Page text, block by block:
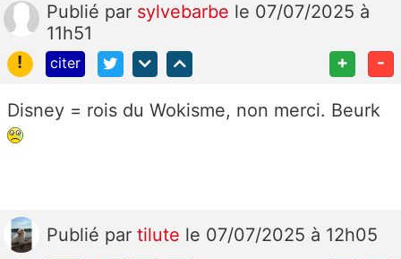
Publié par sylvebarbe le 07/07/2025 à
11h51
!
citer + -
Disney = rois du Wokisme, non merci. Beurk
Publié par tilute le 07/07/2025 à 12h05